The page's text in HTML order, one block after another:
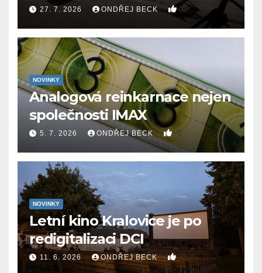
27. 7. 2026 ONDŘEJ BECK 0
NOVINKY
Analogová reinkarnace nejen
společnosti IMAX
5. 7. 2026 ONDŘEJ BECK 0
NOVINKY
Letní kino Kralovice je po
redigitalizaci DCI
11. 6. 2026 ONDŘEJ BECK 0